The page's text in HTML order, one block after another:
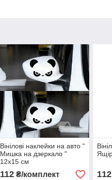
Вінілові наклейки на авто "
Мишка на дзеркало "
12х15 см
112₴/комплект 112